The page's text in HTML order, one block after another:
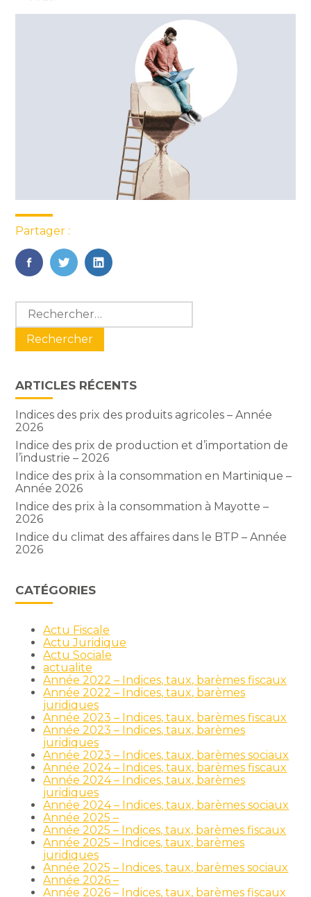
Partager :
FaceBook
TwitterLinkedIn
Blog
sidebar
Rechercher :
ARTICLES RÉCENTS
Indices des prix des produits agricoles – Année
2026
Indice des prix de production et d’importation de
l’industrie – 2026
Indice des prix à la consommation en Martinique –
Année 2026
Indice des prix à la consommation à Mayotte –
2026
Indice du climat des affaires dans le BTP – Année
2026
CATÉGORIES
Actu Fiscale
Actu Juridique
Actu Sociale
actualite
Année 2022 – Indices, taux, barèmes fiscaux
Année 2022 – Indices, taux, barèmes
juridiques
Année 2023 – Indices, taux, barèmes fiscaux
Année 2023 – Indices, taux, barèmes
juridiques
Année 2023 – Indices, taux, barèmes sociaux
Année 2024 – Indices, taux, barèmes fiscaux
Année 2024 – Indices, taux, barèmes
juridiques
Année 2024 – Indices, taux, barèmes sociaux
Année 2025 –
Année 2025 – Indices, taux, barèmes fiscaux
Année 2025 – Indices, taux, barèmes
juridiques
Année 2025 – Indices, taux, barèmes sociaux
Année 2026 –
Année 2026 – Indices, taux, barèmes fiscaux